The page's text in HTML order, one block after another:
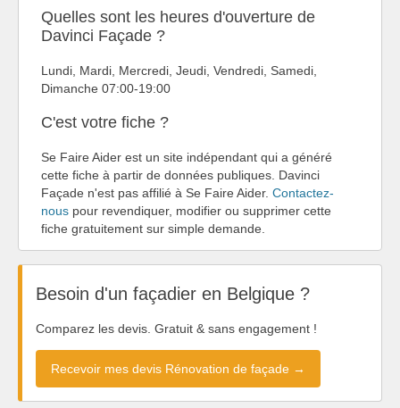
Quelles sont les heures d'ouverture de
Davinci Façade ?
Lundi, Mardi, Mercredi, Jeudi, Vendredi, Samedi,
Dimanche 07:00-19:00
C'est votre fiche ?
Se Faire Aider est un site indépendant qui a généré
cette fiche à partir de données publiques. Davinci
Façade n'est pas affilié à Se Faire Aider. Contactez-
nous pour revendiquer, modifier ou supprimer cette
fiche gratuitement sur simple demande.
Besoin d'un façadier en Belgique ?
Comparez les devis. Gratuit & sans engagement !
Recevoir mes devis Rénovation de façade →